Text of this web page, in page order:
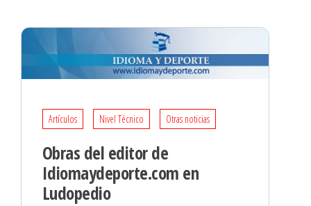
Artículos Nivel Técnico Otras noticias
Obras del editor de
Idiomaydeporte.com en
Ludopedio